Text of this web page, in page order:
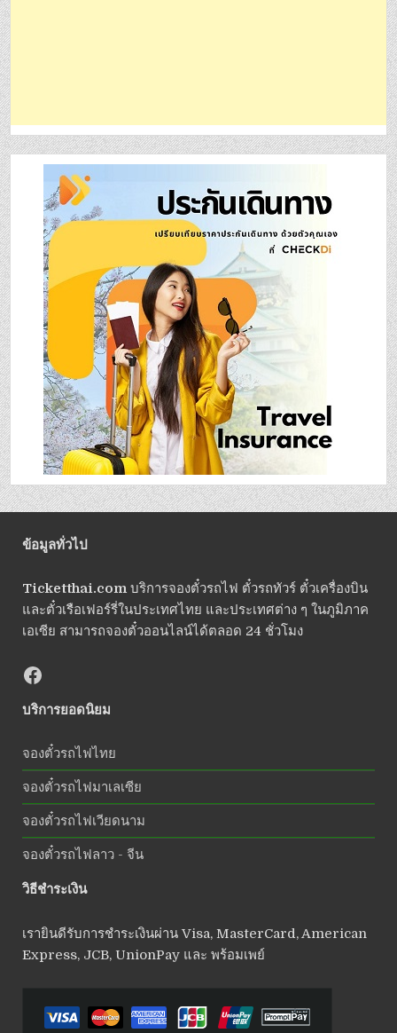
ข้อมูลทั่วไป
Ticketthai.comบริการจองตั๋วรถไฟ ตั๋วรถทัวร์ ตั๋วเครื่องบิน
และตั๋วเรือเฟอร์รี่ในประเทศไทย และประเทศต่าง ๆ ในภูมิภาค
เอเซีย สามารถจองตั๋วออนไลน์ได้ตลอด 24 ชั่วโมง
บริการยอดนิยม
จองตั๋วรถไฟไทย
จองตั๋วรถไฟมาเลเซีย
จองตั๋วรถไฟเวียดนาม
จองตั๋วรถไฟลาว - จีน
วิธีชำระเงิน
เรายินดีรับการชำระเงินผ่าน Visa, MasterCard, American
Express, JCB, UnionPay และ พร้อมเพย์